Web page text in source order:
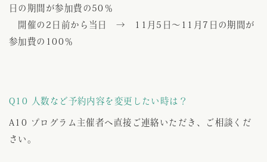
日の期間が参加費の50％
開催の2日前から当日 → 11月5日～11月7日の期間が
参加費の100％
Q10 人数など予約内容を変更したい時は？
A10 プログラム主催者へ直接ご連絡いただき、ご相談くだ
さい。